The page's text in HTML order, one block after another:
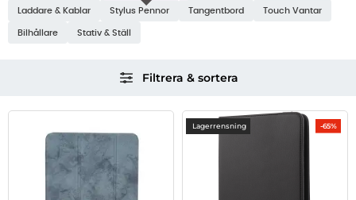
bästa pris mobil.
Laddare & Kablar Stylus Pennor Tangentbord Touch Vantar
Bilhållare Stativ & Ställ
Filtrera & sortera
Filtrera & sortera
Lagerrensning -65%